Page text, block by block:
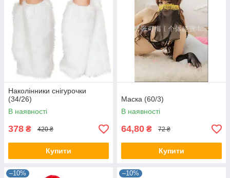
Наколінники снігурочки
(34/26)
В наявності
378 ₴ 420 ₴
Купити
Маска (60/3)
В наявності
64,80 ₴ 72 ₴
Купити
–10% –10%